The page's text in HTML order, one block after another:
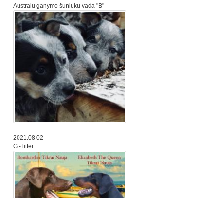
Australų ganymo šuniukų vada "B"
2021.08.02
G - litter